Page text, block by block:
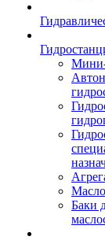
Мини-
Баки